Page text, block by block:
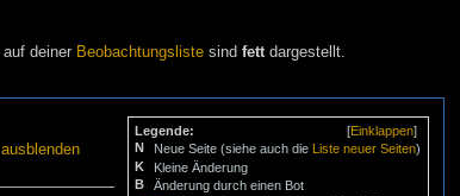
deiner Beobachtungslistesind fettdargestellt.
[Einklappen]
Legende:
N
Neue Seite (siehe auch die Liste neuer Seiten)
K
Kleine Änderung
B
Änderung durch einen Bot
ausblenden